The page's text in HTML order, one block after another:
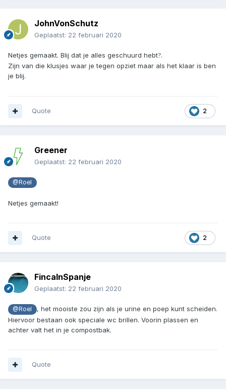
JohnVonSchutz
Geplaatst: 22 februari 2020
Netjes gemaakt. Blij dat je alles geschuurd hebt?.
Zijn van die klusjes waar je tegen opziet maar als het klaar is ben
je blij.
2
Quote
Greener
Geplaatst: 22 februari 2020
@Roel
Netjes gemaakt!
2
Quote
FincaInSpanje
Geplaatst: 22 februari 2020
@Roel
, het mooiste zou zijn als je urine en poep kunt scheiden.
Hiervoor bestaan ook speciale wc brillen. Voorin plassen en
achter valt het in je compostbak.
Quote